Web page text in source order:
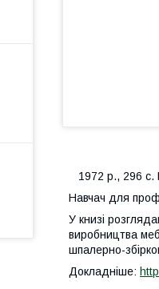
1972 р., 296 с.
Навчач для
У книзі
виробництва
шпалерно-
Докладніше: